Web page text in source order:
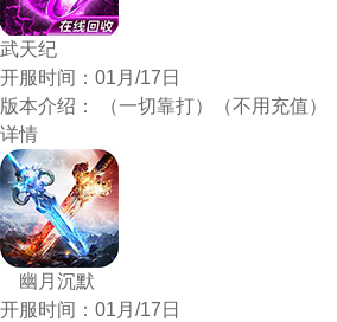
武天纪
开服时间： 01月/17日
版本介绍：
（一切靠打）（不用充值）
详情
幽月沉默
开服时间： 01月/17日